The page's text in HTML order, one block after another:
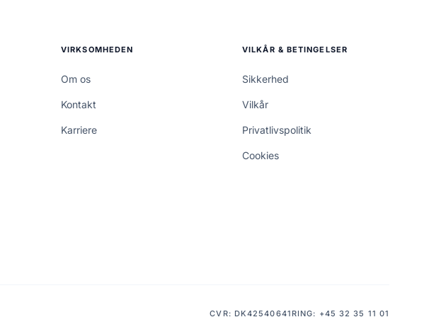
VIRKSOMHEDEN
Om os
Kontakt
Karriere
VILKÅR & BETINGELSER
Sikkerhed
Vilkår
Privatlivspolitik
Cookies
CVR: DK42540641 RING: +45 32 35 11 01